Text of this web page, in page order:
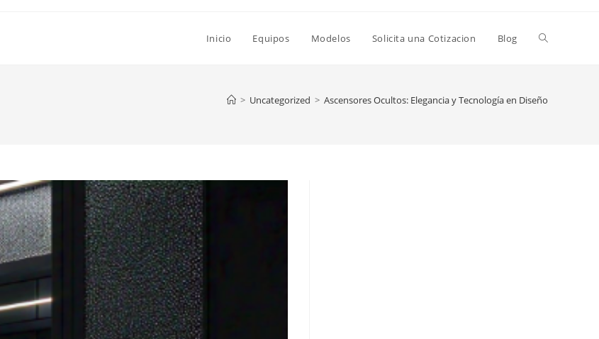
Inicio Equipos Modelos Solicita una Cotizacion Blog Alternar
> Uncategorized > Ascensores Ocultos: Elegancia y Tecnología en Diseño